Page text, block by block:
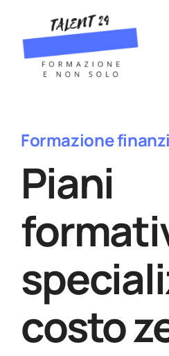
contenuto
Cerca
per:
Formazione
Piani
costo